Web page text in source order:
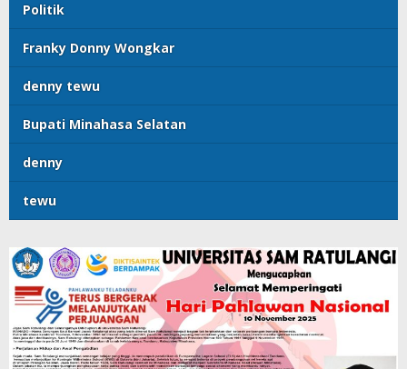
Politik
Franky Donny Wongkar
denny tewu
Bupati Minahasa Selatan
denny
tewu